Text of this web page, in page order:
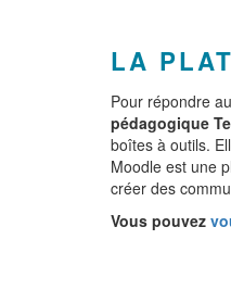
LA
Pour répondre
pédagogique
boîtes à outils.
Moodle est une
créer des
Vous pouvez